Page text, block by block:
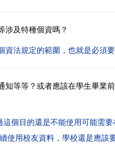
涉及特種個資嗎？
法規定的範圍，也就是必須
等等？或者應該在學生畢業
個目的還是不能使用可能需要
用校友資料，學校還是應該